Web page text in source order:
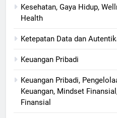
Kesehatan, Gaya Hidup,
Health
Ketepatan Data dan
Keuangan Pribadi
Keuangan Pribadi,
Keuangan, Mindset
Finansial